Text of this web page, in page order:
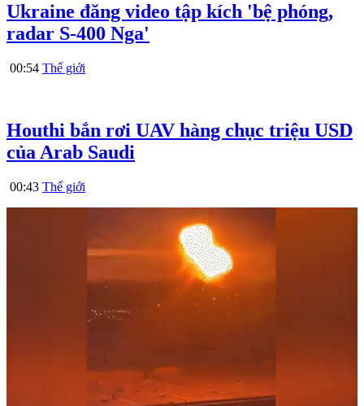
Ukraine đăng video tập kích 'bệ phóng,
radar S-400 Nga'
00:54 Thế giới
Houthi bắn rơi UAV hàng chục triệu USD
của Arab Saudi
00:43 Thế giới